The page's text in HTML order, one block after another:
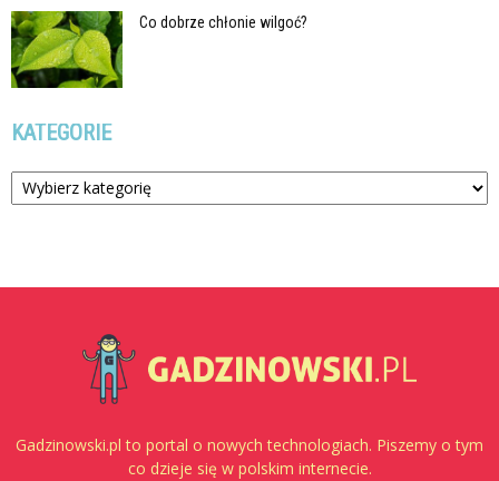
Co dobrze chłonie wilgoć?
KATEGORIE
Kategorie
Gadzinowski.pl to portal o nowych technologiach. Piszemy o tym
co dzieje się w polskim internecie.